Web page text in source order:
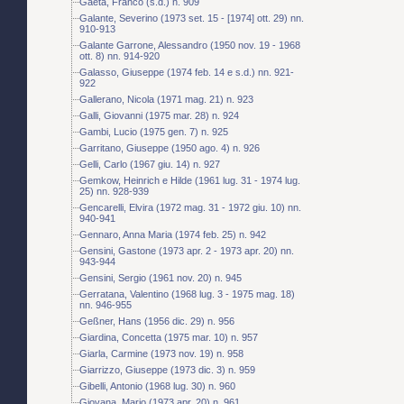
Galante, Severino (1973 set. 15 - [1974] ott. 29) nn.
910-913
Galante Garrone, Alessandro (1950 nov. 19 - 1968
ott. 8) nn. 914-920
Galasso, Giuseppe (1974 feb. 14 e s.d.) nn. 921-
922
Gallerano, Nicola (1971 mag. 21) n. 923
Galli, Giovanni (1975 mar. 28) n. 924
Gambi, Lucio (1975 gen. 7) n. 925
Garritano, Giuseppe (1950 ago. 4) n. 926
Gelli, Carlo (1967 giu. 14) n. 927
Gemkow, Heinrich e Hilde (1961 lug. 31 - 1974 lug.
25) nn. 928-939
Gencarelli, Elvira (1972 mag. 31 - 1972 giu. 10) nn.
940-941
Gennaro, Anna Maria (1974 feb. 25) n. 942
Gensini, Gastone (1973 apr. 2 - 1973 apr. 20) nn.
943-944
Gensini, Sergio (1961 nov. 20) n. 945
Gerratana, Valentino (1968 lug. 3 - 1975 mag. 18)
nn. 946-955
Geßner, Hans (1956 dic. 29) n. 956
Giardina, Concetta (1975 mar. 10) n. 957
Giarla, Carmine (1973 nov. 19) n. 958
Giarrizzo, Giuseppe (1973 dic. 3) n. 959
Gibelli, Antonio (1968 lug. 30) n. 960
Giovana, Mario (1973 apr. 20) n. 961